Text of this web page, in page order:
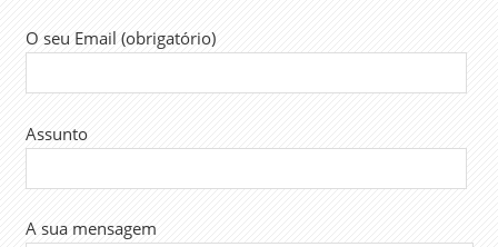
O seu Email (obrigatório)
Assunto
A sua mensagem